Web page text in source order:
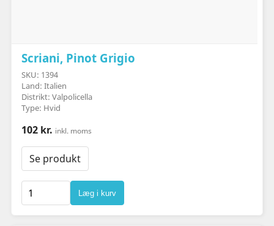
Scriani, Pinot Grigio
SKU: 1394
Land: Italien
Distrikt: Valpolicella
Type: Hvid
102 kr. inkl. moms
Se produkt
Læg i kurv